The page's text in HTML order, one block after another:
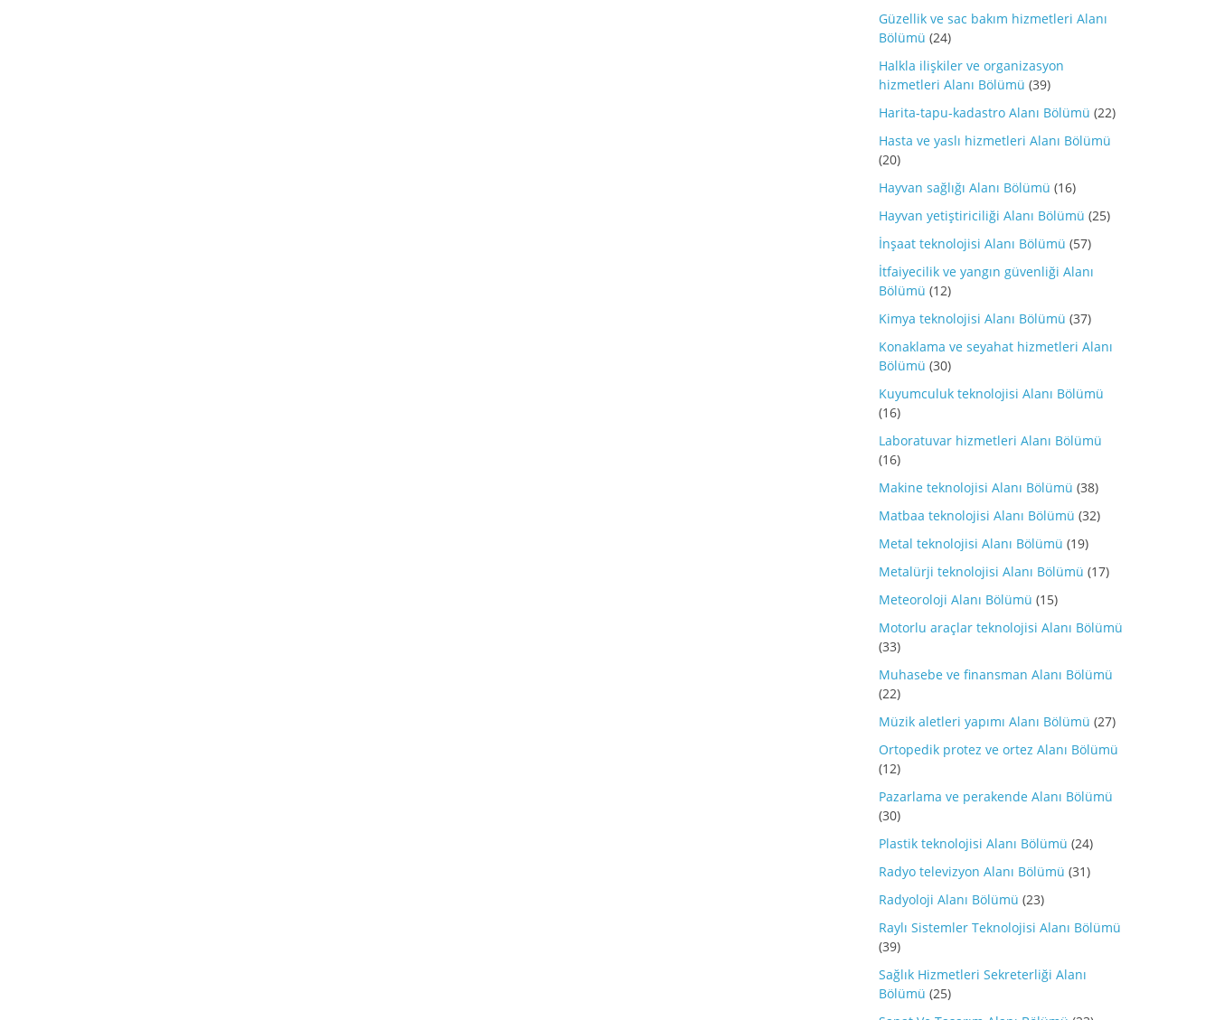
Güzellik ve sac bakım hizmetleri Alanı
Bölümü (24)
Halkla ilişkiler ve organizasyon
hizmetleri Alanı Bölümü (39)
Harita-tapu-kadastro Alanı Bölümü (22)
Hasta ve yaslı hizmetleri Alanı Bölümü
(20)
Hayvan sağlığı Alanı Bölümü (16)
Hayvan yetiştiriciliği Alanı Bölümü (25)
İnşaat teknolojisi Alanı Bölümü (57)
İtfaiyecilik ve yangın güvenliği Alanı
Bölümü (12)
Kimya teknolojisi Alanı Bölümü (37)
Konaklama ve seyahat hizmetleri Alanı
Bölümü (30)
Kuyumculuk teknolojisi Alanı Bölümü
(16)
Laboratuvar hizmetleri Alanı Bölümü
(16)
Makine teknolojisi Alanı Bölümü (38)
Matbaa teknolojisi Alanı Bölümü (32)
Metal teknolojisi Alanı Bölümü (19)
Metalürji teknolojisi Alanı Bölümü (17)
Meteoroloji Alanı Bölümü (15)
Motorlu araçlar teknolojisi Alanı Bölümü
(33)
Muhasebe ve finansman Alanı Bölümü
(22)
Müzik aletleri yapımı Alanı Bölümü (27)
Ortopedik protez ve ortez Alanı Bölümü
(12)
Pazarlama ve perakende Alanı Bölümü
(30)
Plastik teknolojisi Alanı Bölümü (24)
Radyo televizyon Alanı Bölümü (31)
Radyoloji Alanı Bölümü (23)
Raylı Sistemler Teknolojisi Alanı Bölümü
(39)
Sağlık Hizmetleri Sekreterliği Alanı
Bölümü (25)